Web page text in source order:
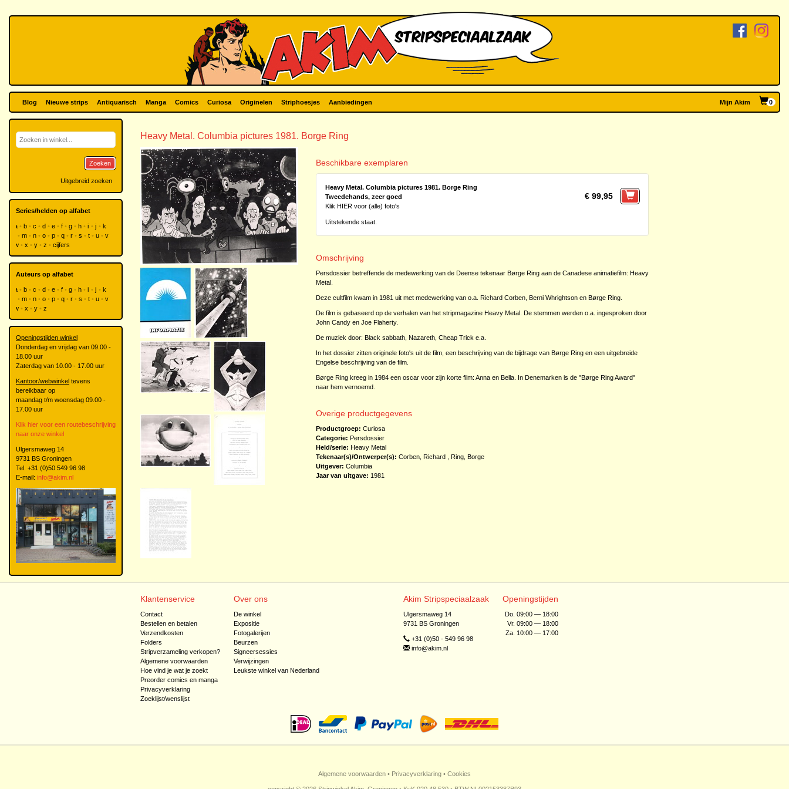
Blog Nieuwe strips Antiquarisch Manga Comics Curiosa Originelen Striphoesjes Aanbiedingen Mijn Akim 0
Heavy Metal. Columbia pictures 1981. Borge Ring
Beschikbare exemplaren
Heavy Metal. Columbia pictures 1981. Borge Ring
Tweedehands, zeer goed
Klik HIER voor (alle) foto's
Uitstekende staat.
€ 99,95
Omschrijving
Persdossier betreffende de medewerking van de Deense tekenaar Børge Ring aan de Canadese animatiefilm: Heavy
Metal.
Deze cultfilm kwam in 1981 uit met medewerking van o.a. Richard Corben, Berni Whrightson en Børge Ring.
De film is gebaseerd op de verhalen van het stripmagazine Heavy Metal. De stemmen werden o.a. ingesproken door
John Candy en Joe Flaherty.
De muziek door: Black sabbath, Nazareth, Cheap Trick e.a.
In het dossier zitten originele foto's uit de film, een beschrijving van de bijdrage van Børge Ring en een uitgebreide
Engelse beschrijving van de film.
Børge Ring kreeg in 1984 een oscar voor zijn korte film: Anna en Bella. In Denemarken is de "Børge Ring Award"
naar hem vernoemd.
Overige productgegevens
Productgroep: Curiosa
Categorie: Persdossier
Held/serie: Heavy Metal
Tekenaar(s)/Ontwerper(s): Corben, Richard, Ring, Borge
Uitgever: Columbia
Jaar van uitgave: 1981
Zoeken
Uitgebreid zoeken
Series/helden op alfabet
a b c d e f g h i j
k
m n o p q r s t u
v
w
x y z cijfers
Auteurs op alfabet
a b c d e f g h i j
k
m n o p q r s t u
v
w
x y z
Openingstijden winkel
Donderdag en vrijdag van 09.00 -
18.00 uur
Zaterdag van 10.00 - 17.00 uur
Kantoor/webwinkel tevens
bereikbaar op
maandag t/m woensdag 09.00 -
17.00 uur
Klik hier voor een routebeschrijving
naar onze winkel
Ulgersmaweg 14
9731 BS Groningen
Tel. +31 (0)50 549 96 98
E-mail: info@akim.nl
Klantenservice
Contact
Bestellen en betalen
Verzendkosten
Folders
Stripverzameling verkopen?
Algemene voorwaarden
Hoe vind je wat je zoekt
Preorder comics en manga
Privacyverklaring
Zoeklijst/wenslijst
Over ons
De winkel
Expositie
Fotogalerijen
Beurzen
Signeersessies
Verwijzingen
Leukste winkel van Nederland
Akim Stripspeciaalzaak
Ulgersmaweg 14
9731 BS Groningen
+31 (0)50 - 549 96 98
info@akim.nl
Openingstijden
Do. 09:00 — 18:00
Vr. 09:00 — 18:00
Za. 10:00 — 17:00
Algemene voorwaarden • Privacyverklaring • Cookies